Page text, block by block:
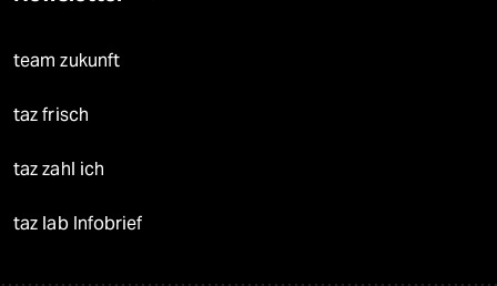
team zukunft
taz frisch
taz zahl ich
taz lab Infobrief